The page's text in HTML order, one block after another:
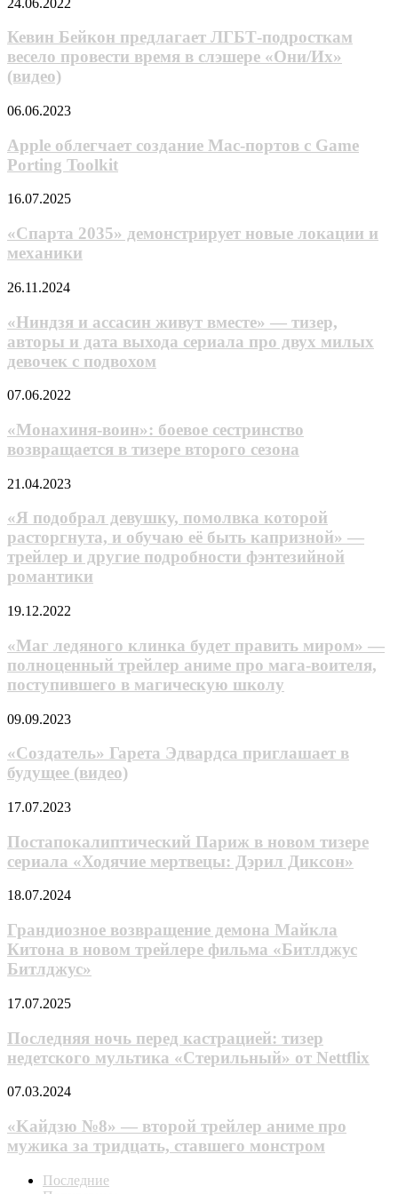
x Impact —
игры
по «Oxoтнику
x Oxoтнику»
предлагает
подросткам
весело
время
слэшере
«Они/
(видео)
Кевин Бейкон предлагает ЛГБТ-подросткам
весело провести время в слэшере «Они/Их»
(видео)
Apple
создание
Mac-
портов
Game
Toolkit
06.06.2023
Apple облегчает создание Mac-портов с Game
Porting Toolkit
«Спарта
демонстрирует
новые
локации
механики
16.07.2025
«Спарта 2035» демонстрирует новые локации и
механики
«Ниндзя
ассасин
живут
вместе»
—
авторы
дата
выхода
сериала
про
милых
девочек
с
подвохом
26.11.2024
«Ниндзя и ассасин живут вместе» — тизер,
авторы и дата выхода сериала про двух милых
девочек с подвохом
«Монахиня-
боевое
сестринство
возвращается
тизере
сезона
07.06.2022
«Монахиня-воин»: боевое сестринство
возвращается в тизере второго сезона
«Я
девушку,
помолвка
которой
расторгнута,
и
её
капризной»
трейлер
и
подробности
романтики
21.04.2023
«Я подобрал девушку, помолвка которой
расторгнута, и обучаю её быть капризной» —
трейлер и другие подробности фэнтезийной
романтики
«Маг
клинка
будет
править
миром»
полноценный
аниме
про
мага-
воителя,
в
магическую
школу
19.12.2022
«Маг ледяного клинка будет править миром» —
полноценный трейлер аниме про мага-воителя,
поступившего в магическую школу
«Создатель»
Эдвардса
приглашает
в
(видео)
09.09.2023
«Создатель» Гарета Эдвардса приглашает в
будущее (видео)
Постапокалиптический
в
новом
тизере
«Ходячие
Дэрил
Диксон»
17.07.2023
Постапокалиптический Париж в новом тизере
сериала «Ходячие мертвецы: Дэрил Диксон»
Грандиозное
демона
Майкла
Китона
в
трейлере
«Битлджус
Битлджус»
18.07.2024
Грандиозное возвращение демона Майкла
Китона в новом трейлере фильма «Битлджус
Битлджус»
Последняя
перед
кастрацией:
тизер
мультика
от
Nettflix
17.07.2025
Последняя ночь перед кастрацией: тизер
недетского мультика «Стерильный» от Nettflix
«Kaйдзю
—
второй
трейлер
07.03.2024
«Kaйдзю №8» — второй трейлер аниме про
мужика за тридцать, ставшего монстром
Последние